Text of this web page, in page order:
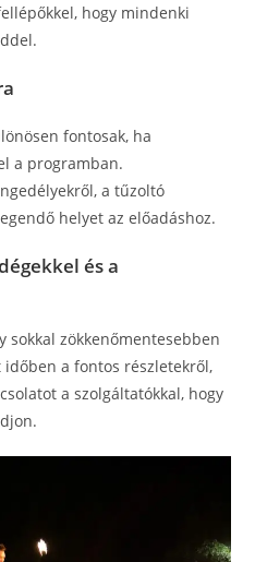
hogy mindenki
fontosak, ha
a programban.
a tűzoltó
helyet az előadáshoz.
és a
sokkal zökkenőmentesebben
a fontos részletekről,
a szolgáltatókkal, hogy